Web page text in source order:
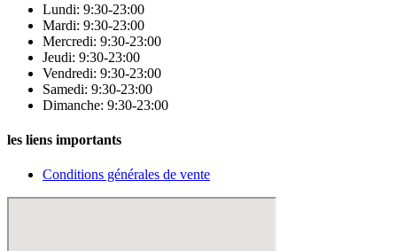
Lundi: 9:30-23:00
Mardi: 9:30-23:00
Mercredi: 9:30-23:00
Jeudi: 9:30-23:00
Vendredi: 9:30-23:00
Samedi: 9:30-23:00
Dimanche: 9:30-23:00
les liens importants
Conditions générales de vente